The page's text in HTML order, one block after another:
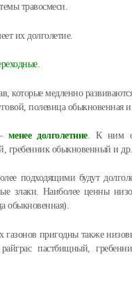
травосмеси.
их долголетие.
.
которые медленно
полевица обыкновенная
менее долголетние. К ним
гребенник обыкновенный и др.
подходящими будут
злаки. Наиболее ценны
обыкновенная).
газонов пригодны также
пастбищный,